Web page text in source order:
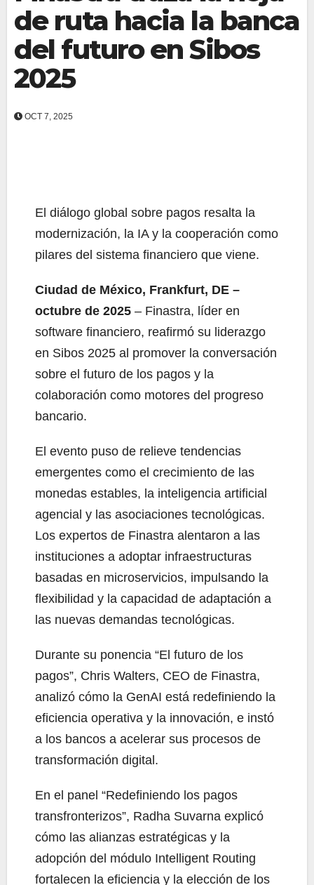
de ruta hacia la banca
del futuro en Sibos
2025
OCT 7, 2025
El diálogo global sobre pagos resalta la
modernización, la IA y la cooperación como
pilares del sistema financiero que viene.
Ciudad de México, Frankfurt, DE –
octubre de 2025 – Finastra, líder en
software financiero, reafirmó su liderazgo
en Sibos 2025 al promover la conversación
sobre el futuro de los pagos y la
colaboración como motores del progreso
bancario.
El evento puso de relieve tendencias
emergentes como el crecimiento de las
monedas estables, la inteligencia artificial
agencial y las asociaciones tecnológicas.
Los expertos de Finastra alentaron a las
instituciones a adoptar infraestructuras
basadas en microservicios, impulsando la
flexibilidad y la capacidad de adaptación a
las nuevas demandas tecnológicas.
Durante su ponencia “El futuro de los
pagos”, Chris Walters, CEO de Finastra,
analizó cómo la GenAI está redefiniendo la
eficiencia operativa y la innovación, e instó
a los bancos a acelerar sus procesos de
transformación digital.
En el panel “Redefiniendo los pagos
transfronterizos”, Radha Suvarna explicó
cómo las alianzas estratégicas y la
adopción del módulo Intelligent Routing
fortalecen la eficiencia y la elección de los